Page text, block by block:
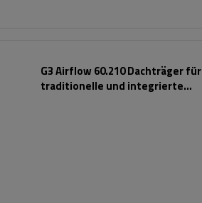
G3 Airflow 60.210 Dachträger für
traditionelle und integrierte